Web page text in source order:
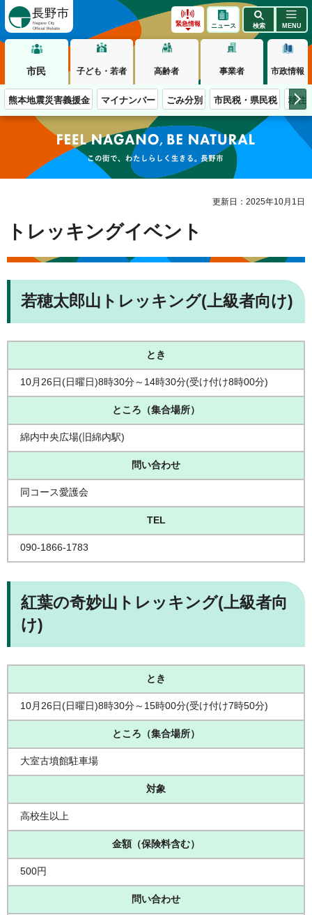
緊急情報 ニュース 検索 MENU
市民 子ども・若者 高齢者 事業者 市政情報
熊本地震災害義援金 マイナンバー ごみ分別 市民税・県民税 移住
この街で、わたしらしく生きる。長野市
更新日：2025年10月1日
トレッキングイベント
若穂太郎山トレッキング(上級者向け)
とき
10月26日(日曜日)8時30分～14時30分(受け付け8時00分)
ところ（集合場所）
綿内中央広場(旧綿内駅)
問い合わせ
同コース愛護会
TEL
090-1866-1783
紅葉の奇妙山トレッキング(上級者向
け)
とき
10月26日(日曜日)8時30分～15時00分(受け付け7時50分)
ところ（集合場所）
大室古墳館駐車場
対象
高校生以上
金額（保険料含む）
500円
問い合わせ